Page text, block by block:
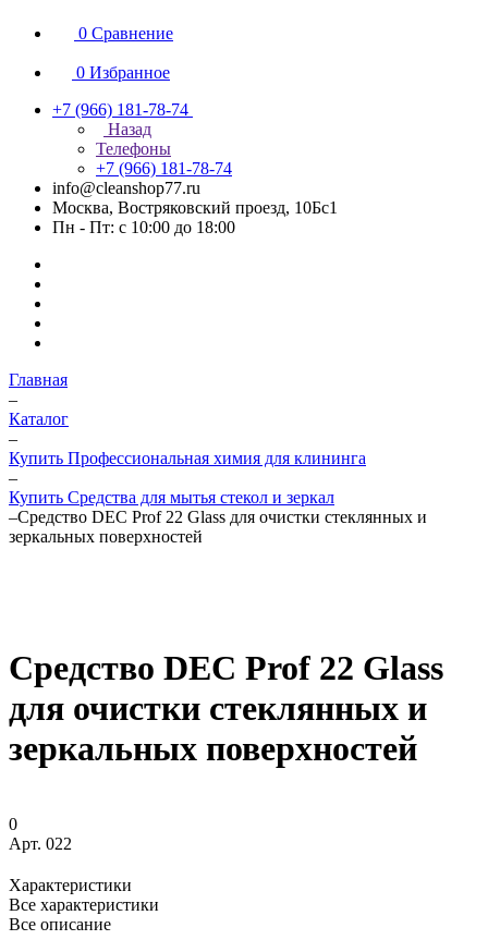
0 Сравнение
0 Избранное
+7 (966) 181-78-74
Назад
Телефоны
+7 (966) 181-78-74
info@cleanshop77.ru
Москва, Востряковский проезд, 10Бс1
Пн - Пт: с 10:00 до 18:00
Главная
–
Каталог
–
Купить Профессиональная химия для клининга
–
Купить Средства для мытья стекол и зеркал
–Средство DEC Prof 22 Glass для очистки стеклянных и
зеркальных поверхностей
Средство DEC Prof 22 Glass
для очистки стеклянных и
зеркальных поверхностей
0
Арт. 022
Характеристики
Все характеристики
Все описание